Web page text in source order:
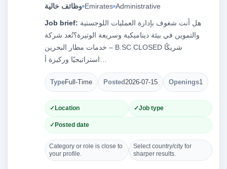
وظائف خالية Emirates Administrative
Job brief:
والتموين في بيئة ديناميكية وسريعة الوتيرة؟تُعد شركة
خدمات مطار البحرين – B.SC CLOSED شريكًا
TypeFull-Time Posted2026-07-15 Openings1
Location Job type
Posted date
Category or role is close to
your profile.
Select country/city for
sharper results.